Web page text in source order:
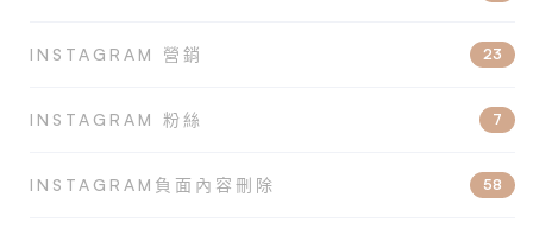
INSTAGRAM 營銷 23
INSTAGRAM 粉絲 7
INSTAGRAM負面內容刪除 58